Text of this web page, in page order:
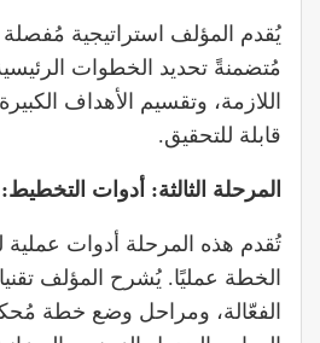
يُقدم المؤلف استراتيجية مُفصلة
مُتضمنةً تحديد الخطوات
اللازمة، وتقسيم الأهداف
قابلة للتحقيق.
المرحلة الثالثة: أدوات التخطيط:
تُقدم هذه المرحلة أدوات
الخطة عمليًا. يُشرح المؤلف
الفعّالة، ومراحل وضع خطة